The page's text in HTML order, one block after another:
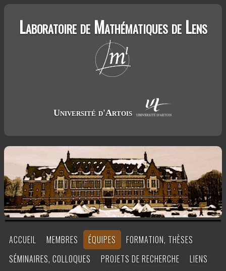
Laboratoire de Mathématiques de Lens
Université d'Artois
ACCUEIL MEMBRES ÉQUIPES
FORMATION, THÈSES
SÉMINAIRES, COLLOQUES
PROJETS DE RECHERCHE
LIENS